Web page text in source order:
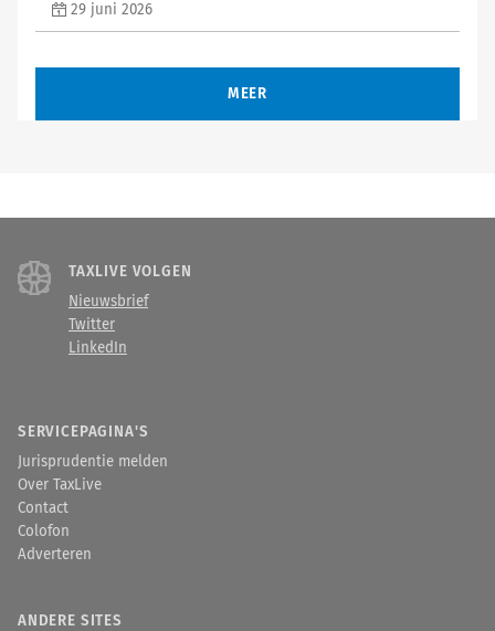
29 juni 2026
MEER
TAXLIVE VOLGEN
Nieuwsbrief
Twitter
LinkedIn
SERVICEPAGINA'S
Jurisprudentie melden
Over TaxLive
Contact
Colofon
Adverteren
ANDERE SITES